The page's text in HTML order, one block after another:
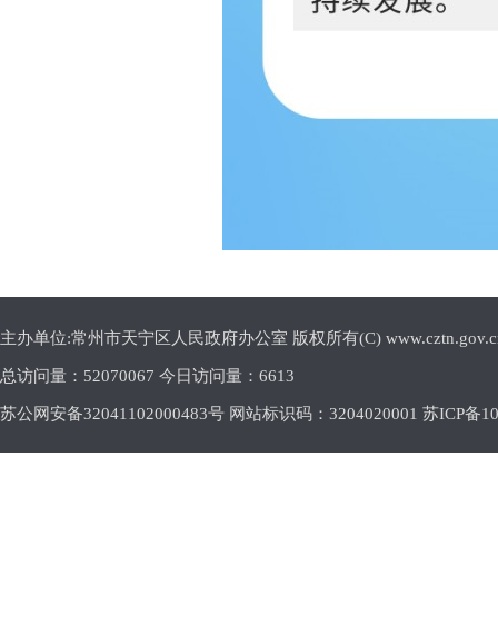
主办单位:常州市天宁区人民政府办公室 版权所有(C)
总访问量： 52070067 今日访问量： 6613
苏公网安备32041102000483号 网站标识码：3204020001 苏ICP备